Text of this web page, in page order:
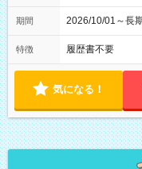
期間 2026/10/01～
特徴 履歴書不要
気になる！